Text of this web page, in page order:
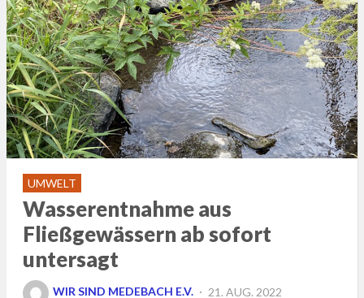
UMWELT
Wasserentnahme aus
Fließgewässern ab sofort
untersagt
WIR SIND MEDEBACH E.V. POSTED
21. AUG. 2022